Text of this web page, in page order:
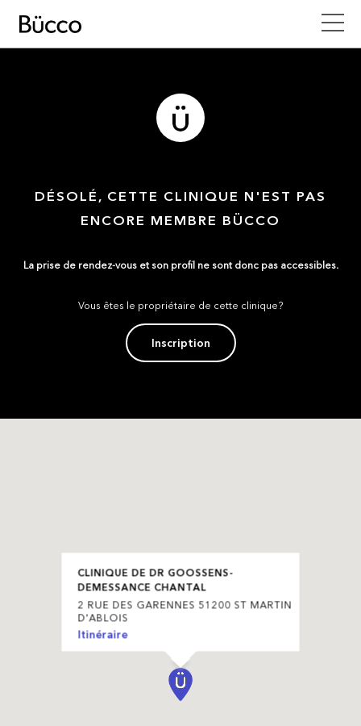
DÉSOLÉ, CETTE CLINIQUE N'EST PAS
ENCORE MEMBRE BÜCCO
La prise de rendez-vous et son profil ne sont donc pas accessibles.
Vous êtes le propriétaire de cette clinique?
Inscription
CLINIQUE DE DR GOOSSENS-
DEMESSANCE CHANTAL
2 RUE DES GARENNES 51200 ST MARTIN
D'ABLOIS
Itinéraire